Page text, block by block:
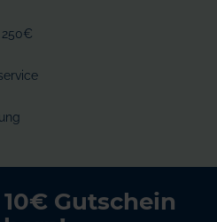
250€
Gutschein